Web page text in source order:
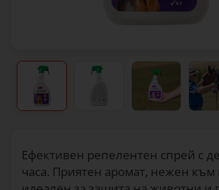
Ефективен репелентен спрей с
часа. Приятен аромат, нежен към